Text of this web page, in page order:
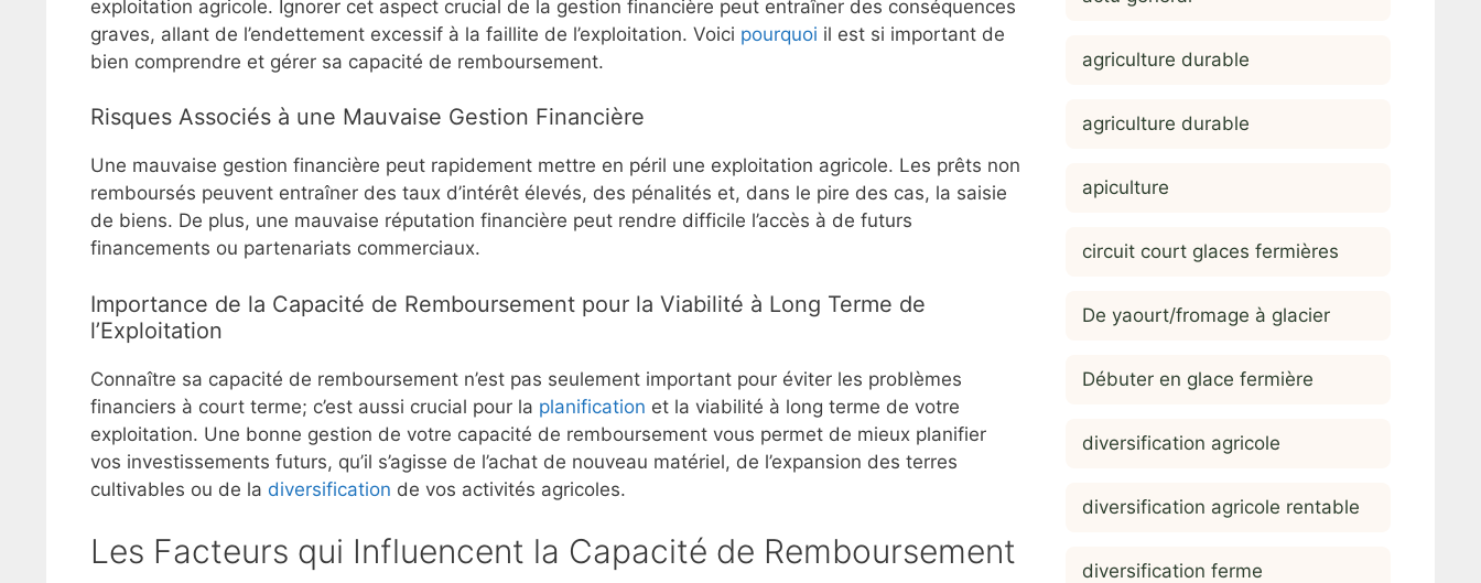
exploitation agricole. Ignorer cet aspect crucial de la gestion financière peut entraîner des conséquences
graves, allant de l’endettement excessif à la faillite de l’exploitation. Voici pourquoi il est si important de
bien comprendre et gérer sa capacité de remboursement.
Risques Associés à une Mauvaise Gestion Financière
Une mauvaise gestion financière peut rapidement mettre en péril une exploitation agricole. Les prêts non
remboursés peuvent entraîner des taux d’intérêt élevés, des pénalités et, dans le pire des cas, la saisie
de biens. De plus, une mauvaise réputation financière peut rendre difficile l’accès à de futurs
financements ou partenariats commerciaux.
Importance de la Capacité de Remboursement pour la Viabilité à Long Terme de
l’Exploitation
Connaître sa capacité de remboursement n’est pas seulement important pour éviter les problèmes
financiers à court terme; c’est aussi crucial pour la planification et la viabilité à long terme de votre
exploitation. Une bonne gestion de votre capacité de remboursement vous permet de mieux planifier
vos investissements futurs, qu’il s’agisse de l’achat de nouveau matériel, de l’expansion des terres
cultivables ou de la diversification de vos activités agricoles.
Les Facteurs qui Influencent la Capacité de Remboursement
agriculture durable
agriculture durable
apiculture
circuit court glaces fermières
De yaourt/fromage à glacier
Débuter en glace fermière
diversification agricole
diversification agricole rentable
diversification ferme